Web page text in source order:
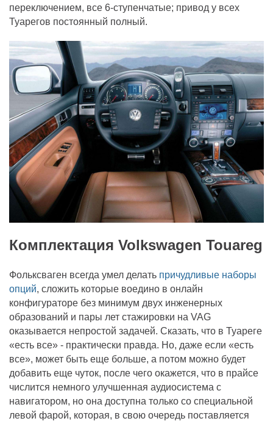
переключением, все 6-ступенчатые; привод у всех
Туарегов постоянный полный.
Комплектация Volkswagen Touareg
Фольксваген всегда умел делать причудливые наборы
опций, сложить которые воедино в онлайн
конфигураторе без минимум двух инженерных
образований и пары лет стажировки на VAG
оказывается непростой задачей. Сказать, что в Туареге
«есть все» - практически правда. Но, даже если «есть
все», может быть еще больше, а потом можно будет
добавить еще чуток, после чего окажется, что в прайсе
числится немного улучшенная аудиосистема с
навигатором, но она доступна только со специальной
левой фарой, которая, в свою очередь поставляется